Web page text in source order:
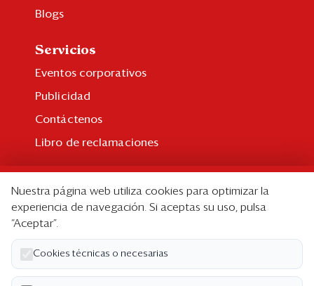
Blogs
Servicios
Eventos corporativos
Publicidad
Contáctenos
Libro de reclamaciones
Suscripción individual
Paquetes corporativos
Edición Impresa
Nuestra página web utiliza cookies para optimizar la
experiencia de navegación. Si aceptas su uso, pulsa
“Aceptar”.
Cookies técnicas o necesarias